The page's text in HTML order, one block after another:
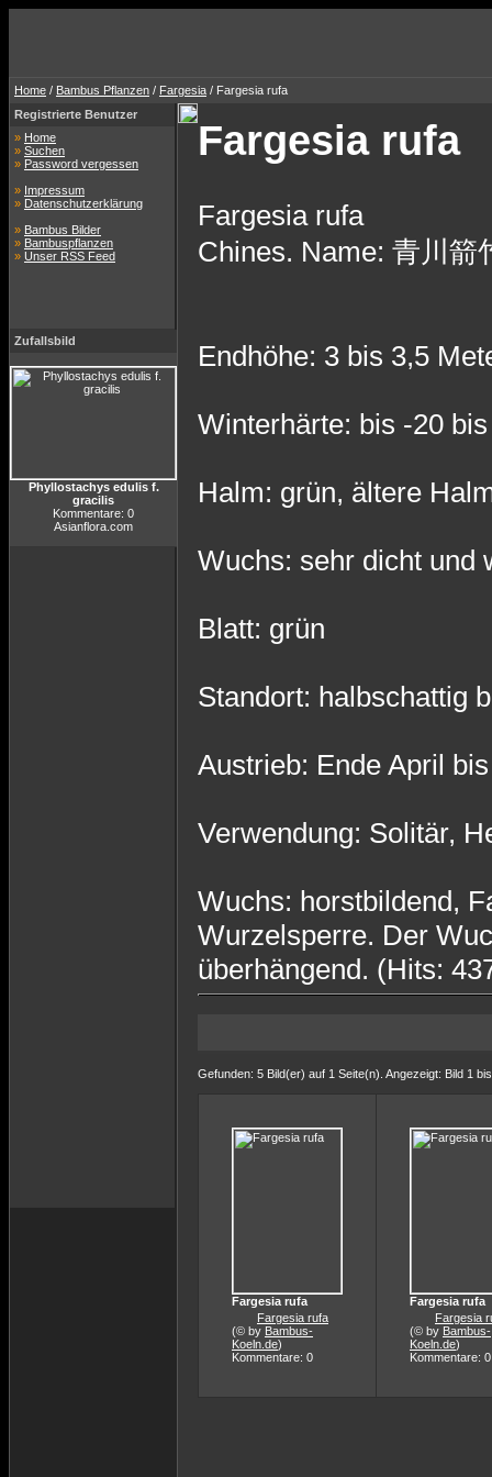
Home / Bambus Pflanzen / Fargesia / Fargesia rufa
Registrierte Benutzer
» Home
» Suchen
» Password vergessen
» Impressum
» Datenschutzerklärung
» Bambus Bilder
» Bambuspflanzen
» Unser RSS Feed
Zufallsbild
Phyllostachys edulis f.
gracilis
Kommentare: 0
Asianflora.com
Fargesia rufa
Fargesia rufa
Chines. Name: 青川箭
Endhöhe: 3 bis 3,5
Winterhärte: bis -20 bis
Halm: grün, ältere
Wuchs: sehr dicht und
Blatt: grün
Standort: halbschattig
Austrieb: Ende April
Verwendung: Solitär,
Wuchs: horstbildend,
Wurzelsperre. Der
überhängend. (Hits:
Gefunden: 5 Bild(er) auf 1 Seite(n). Angezeigt: Bild 1
Fargesia rufa
Fargesia rufa
(© by Bambus-
Koeln.de)
Kommentare: 0
Fargesia rufa
Fargesia
(© by Bambus-
Koeln.de)
Kommentare: 0